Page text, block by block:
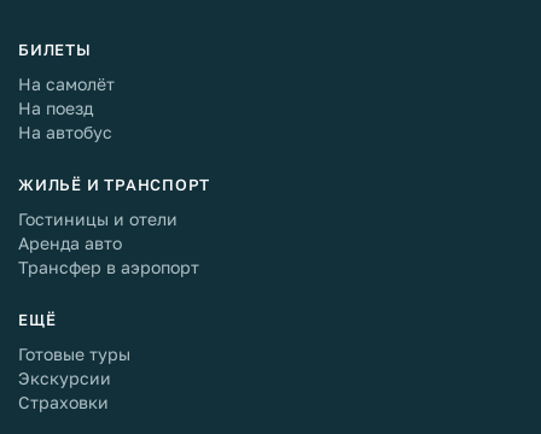
БИЛЕТЫ
На самолёт
На поезд
На автобус
ЖИЛЬЁ И ТРАНСПОРТ
Гостиницы и отели
Аренда авто
Трансфер в аэропорт
ЕЩЁ
Готовые туры
Экскурсии
Страховки